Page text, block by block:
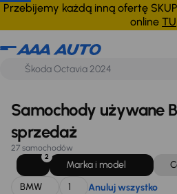
Przebijemy każdą inną ofertę
online TU.
BMW 1 Anuluj wszystko
Samochody używane
sprzedaż
27 samochodów
2
Marka i model
BMW
1 Anuluj wszystko